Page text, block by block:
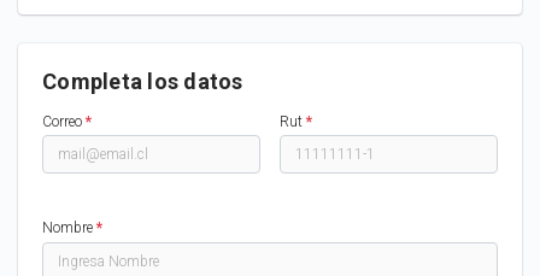
Completa los datos
Correo * Rut *
Nombre *